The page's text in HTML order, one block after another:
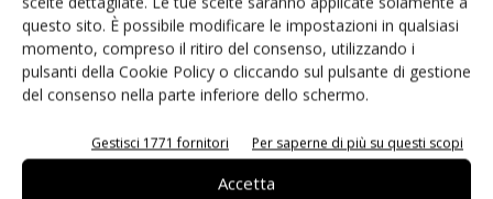
questo sito. È possibile modificare le impostazioni in qualsiasi
momento, compreso il ritiro del consenso, utilizzando i
pulsanti della Cookie Policy o cliccando sul pulsante di gestione
del consenso nella parte inferiore dello schermo.
Gestisci 1771 fornitori Per saperne di più su questi scopi
Accetta
Salva il mio nome, email e sito web in questo browser per i